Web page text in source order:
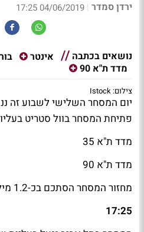
ירדן סמדר |
04/06/2019 17:25
נושאים בכתבה אינטר
מדד ת"א 90
צילום: Istock
יום המסחר השלישי לשבוע זה
פתיחת המסחר בוול סטריט בעליות
מדד ת"א 35
מדד ת"א 90
מחזור המסחר הסתכם בכ-1.2 מיליארד שקל.
17:25